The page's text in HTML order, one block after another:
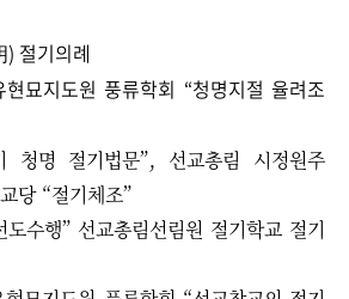
절기의례
묘지도원 풍류학회 ​“청명지절 율려조
청명 절기법문”, 선교총림 시정원주
당 “절기체조”
수행” 선교총림선림원 절기학교 절기